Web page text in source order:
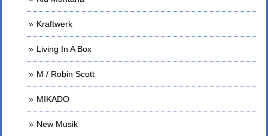
Kraftwerk
Living In A Box
M / Robin Scott
MIKADO
New Musik